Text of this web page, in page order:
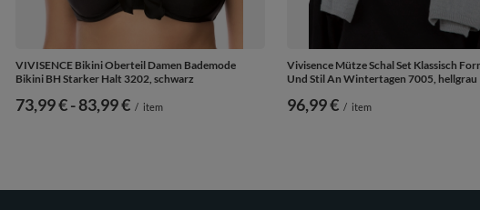
VIVISENCE Bikini Oberteil Damen Bademode
Bikini BH Starker Halt 3202, schwarz
ab
73,99 €-bis
83,99 € / item
Vivisence Mütze Schal Set Klassisch
Und Stil An Wintertagen 7005, hellgrau
96,99 € / item